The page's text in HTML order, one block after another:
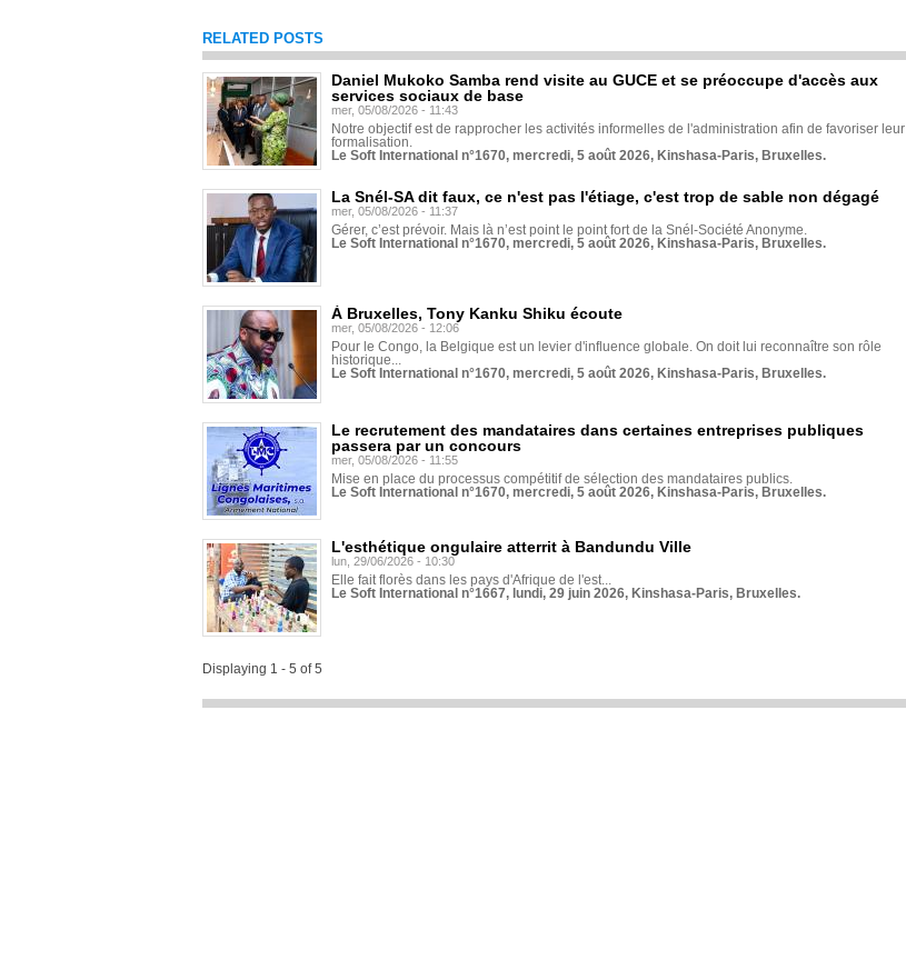
RELATED POSTS
Daniel Mukoko Samba rend visite au GUCE et se préoccupe d'accès aux
services sociaux de base
mer, 05/08/2026 - 11:43
Notre objectif est de rapprocher les activités informelles de l'administration afin de favoriser leur
formalisation.
Le Soft International n°1670, mercredi, 5 août 2026, Kinshasa-Paris, Bruxelles.
La Snél-SA dit faux, ce n'est pas l'étiage, c'est trop de sable non dégagé
mer, 05/08/2026 - 11:37
Gérer, c’est prévoir. Mais là n’est point le point fort de la Snél-Société Anonyme.
Le Soft International n°1670, mercredi, 5 août 2026, Kinshasa-Paris, Bruxelles.
À Bruxelles, Tony Kanku Shiku écoute
mer, 05/08/2026 - 12:06
Pour le Congo, la Belgique est un levier d'influence globale. On doit lui reconnaître son rôle
historique...
Le Soft International n°1670, mercredi, 5 août 2026, Kinshasa-Paris, Bruxelles.
Le recrutement des mandataires dans certaines entreprises publiques
passera par un concours
mer, 05/08/2026 - 11:55
Mise en place du processus compétitif de sélection des mandataires publics.
Le Soft International n°1670, mercredi, 5 août 2026, Kinshasa-Paris, Bruxelles.
L'esthétique ongulaire atterrit à Bandundu Ville
lun, 29/06/2026 - 10:30
Elle fait florès dans les pays d'Afrique de l'est...
Le Soft International n°1667, lundi, 29 juin 2026, Kinshasa-Paris, Bruxelles.
Displaying 1 - 5 of 5